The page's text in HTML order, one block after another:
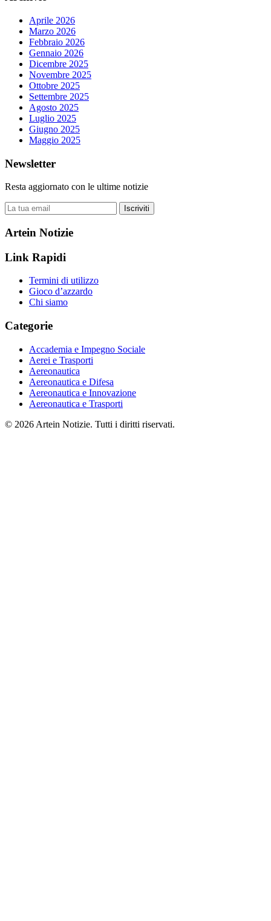
Aprile 2026
Marzo 2026
Febbraio 2026
Gennaio 2026
Dicembre 2025
Novembre 2025
Ottobre 2025
Settembre 2025
Agosto 2025
Luglio 2025
Giugno 2025
Maggio 2025
Newsletter
Resta aggiornato con le ultime notizie
Iscriviti
Artein Notizie
Link Rapidi
Termini di utilizzo
Gioco d’azzardo
Chi siamo
Categorie
Accademia e Impegno Sociale
Aerei e Trasporti
Aereonautica
Aereonautica e Difesa
Aereonautica e Innovazione
Aereonautica e Trasporti
© 2026 Artein Notizie. Tutti i diritti riservati.